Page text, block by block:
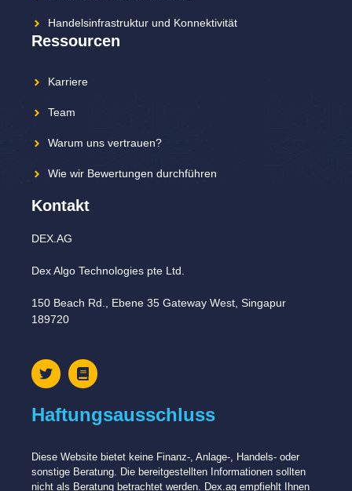
Handelsinfrastruktur und Konnektivität
Ressourcen
Karriere
Team
Warum uns vertrauen?
Wie wir Bewertungen durchführen
Kontakt
DEX.AG
Dex Algo Technologies pte Ltd.
150 Beach Rd., Ebene 35 Gateway West, Singapur
189720
Haftungsausschluss
Diese Website bietet keine Finanz-, Anlage-, Handels- oder
sonstige Beratung. Die bereitgestellten Informationen sollten
nicht als Beratung betrachtet werden. Dex.ag empfiehlt Ihnen